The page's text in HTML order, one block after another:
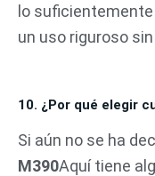
lo
un uso riguroso
10. ¿Por qué elegir
Si aún no se ha
M390Aquí tiene